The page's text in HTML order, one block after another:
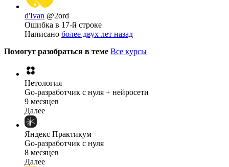
d'Ivan @2ord
Ошибка в 17-й строке
Написано более двух лет назад
Помогут разобраться в теме Все курсы
Нетология
Go-разработчик с нуля + нейросети
9 месяцев
Далее
Яндекс Практикум
Go-разработчик с нуля
8 месяцев
Далее